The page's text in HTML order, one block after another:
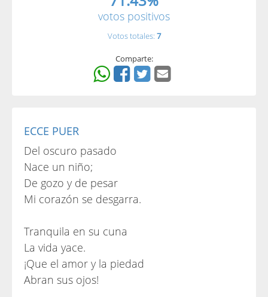
votos positivos
Votos totales: 7
Comparte:
ECCE PUER
Del oscuro pasado
Nace un niño;
De gozo y de pesar
Mi corazón se desgarra.
Tranquila en su cuna
La vida yace.
¡Que el amor y la piedad
Abran sus ojos!